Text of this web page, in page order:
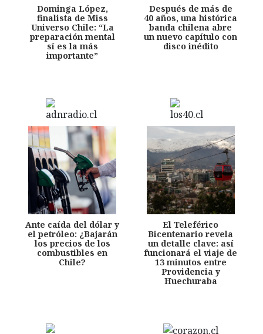
Dominga López,
finalista de Miss
Universo Chile: “La
preparación mental
sí es la más
importante”
Después de más de
40 años, una histórica
banda chilena abre
un nuevo capítulo con
disco inédito
Ante caída del dólar y
el petróleo: ¿Bajarán
los precios de los
combustibles en
Chile?
El Teleférico
Bicentenario revela
un detalle clave: así
funcionará el viaje de
13 minutos entre
Providencia y
Huechuraba